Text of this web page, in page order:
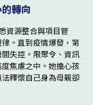
轉向
資源整合與項目管
。直到疫情爆發，第
失控。限聚令、資訊
焦慮之中。她擔心孩
釋懷自己身為母親卻